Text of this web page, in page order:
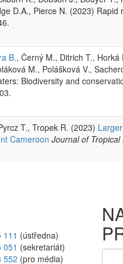
D.A., Pierce N. (2023)
B., Černý M., Ditrich T., Horká
M., Polášková V.,
Biodiversity and
T., Tropek R. (2023)
Cameroon Journal of Tropical
111 (ústředna)
051 (sekretariát)
552 (pro média)